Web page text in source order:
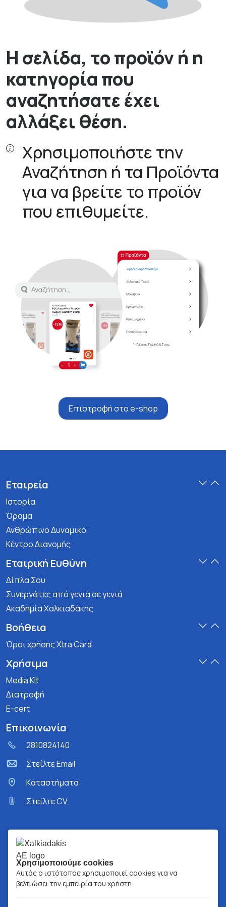
Η σελίδα, το προϊόν ή η
κατηγορία που
αναζητήσατε έχει
αλλάξει θέση.
Χρησιμοποιήστε την
Αναζήτηση ή τα Προϊόντα
για να βρείτε το προϊόν
που επιθυμείτε.
Επιστροφή στο e-shop
Εταιρεία
Ιστορία
Όραμα
Ανθρώπινο Δυναμικό
Κέντρο Διανομής
Εταιρική Ευθύνη
Δίπλα Σου
Συνεργάτες από γενιά σε γενιά
Ακαδημία Χαλκιαδάκης
Βοήθεια
Όροι χρήσης Xtra Card
Χρήσιμα
Media Kit
Διατροφή
E-cert
Επικοινωνία
2810824140
Στείλτε Email
Kαταστήματα
Στείλτε CV
Χρησιμοποιούμε cookies
Αυτός ο ιστότοπος χρησιμοποιεί cookies για να
βελτιώσει την εμπειρία του χρήστη.